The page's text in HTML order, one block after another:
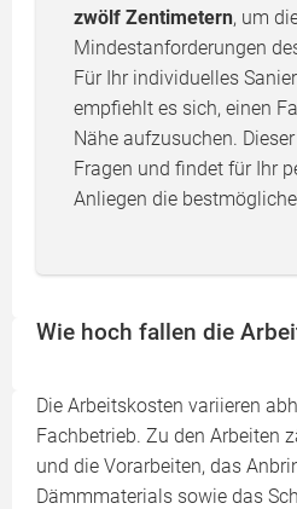
zwölf Zentimetern, um
Mindestanforderungen
Für Ihr individuelles
empfiehlt es sich, einen
Nähe aufzusuchen.
Fragen und findet für Ihr
Anliegen die
Wie hoch fallen die
Die Arbeitskosten variieren
Fachbetrieb. Zu den Arbeiten
und die Vorarbeiten, das
Dämmmaterials sowie das